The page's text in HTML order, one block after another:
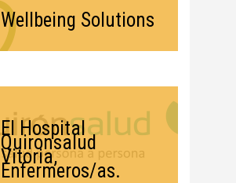
Wellbeing Solutions
El Hospital
Quironsalud
Vitoria,
Enfermeros/as.